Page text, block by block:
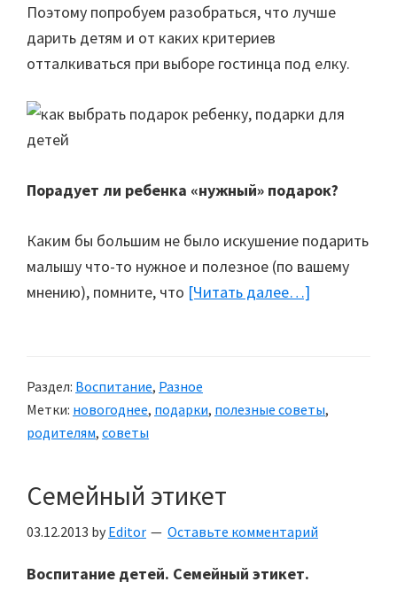
Поэтому попробуем разобраться, что лучше
дарить детям и от каких критериев
отталкиваться при выборе гостинца под елку.
Порадует ли ребенка «нужный» подарок?
Каким бы большим не было искушение подарить
малышу что-то нужное и полезное (по вашему
мнению), помните, что [Читать далее…]
Раздел: Воспитание, Разное
Метки: новогоднее, подарки, полезные советы,
родителям, советы
Семейный этикет
03.12.2013 by Editor Оставьте комментарий
Воспитание детей. Семейный этикет.